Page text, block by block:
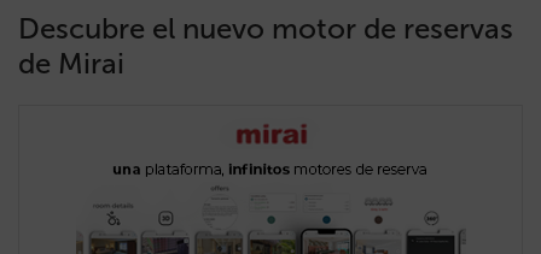
Descubre el nuevo motor de reservas
de Mirai